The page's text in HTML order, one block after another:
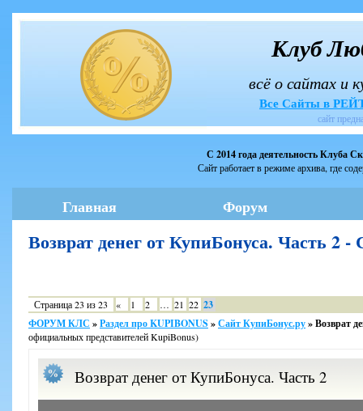
Клуб
всё о сайтах и
Все Сайты в
сайт
С 2014 года деятельность Клуба
Сайт работает в режиме архива, где
Главная Форум
Возврат денег от КупиБонуса. Часть
Страница23 из23 « 1 2 … 21 22 23
ФОРУМ КЛС »Раздел про KUPIBONUS»Сайт КупиБонус.ру»Возврат
официальных представителей KupiBonus)
Возврат денег от КупиБонуса. Часть 2